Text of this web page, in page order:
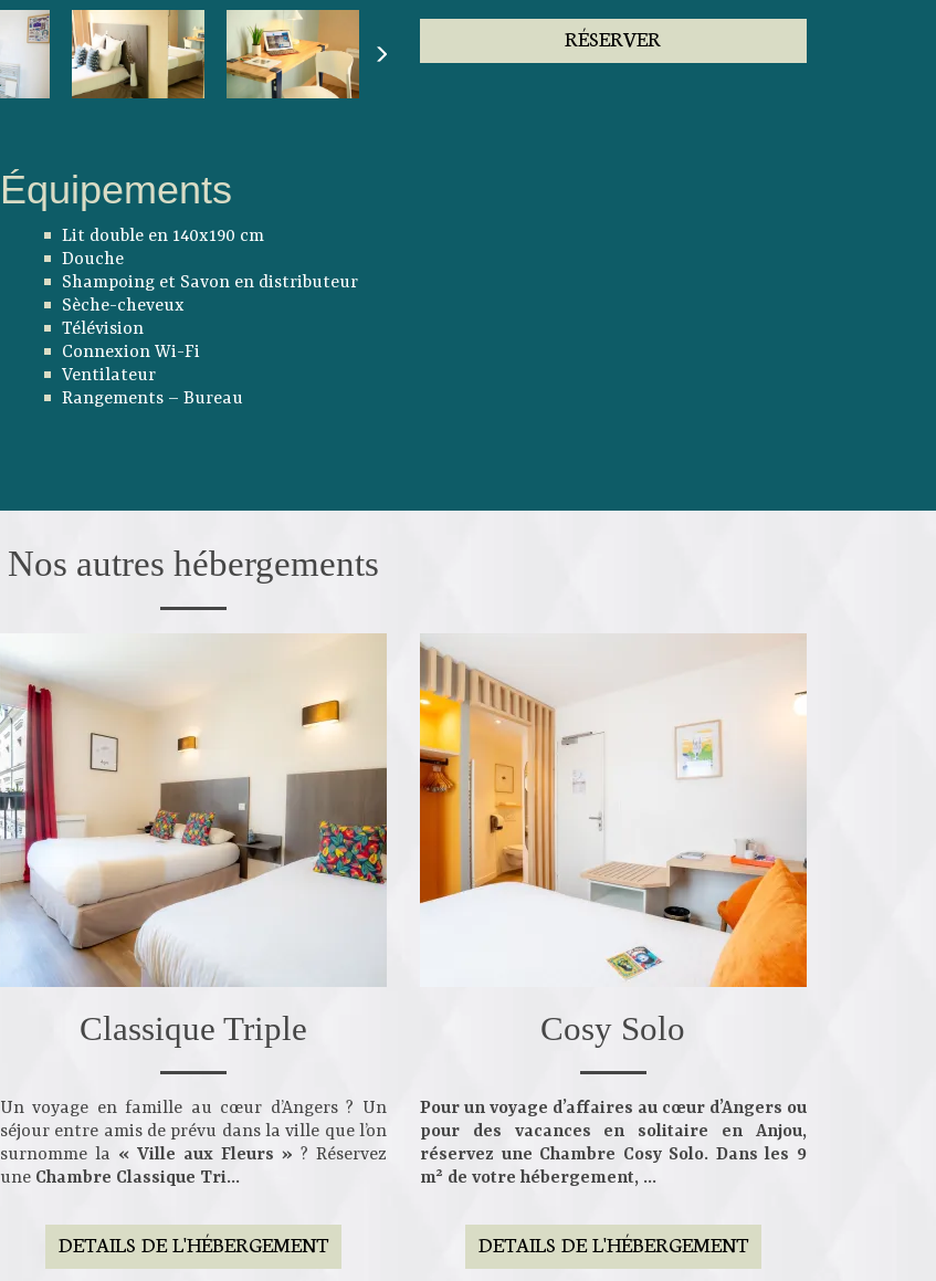
Équipements
Lit double en 140x190 cm
Douche
Shampoing et Savon en distributeur
Sèche-cheveux
Télévision
Connexion Wi-Fi
Ventilateur
Rangements – Bureau
RÉSERVER
Nos autres hébergements
Classique Triple
Un voyage en famille au cœur d’Angers ? Un
séjour entre amis de prévu dans la ville que l’on
surnomme la « Ville aux Fleurs » ? Réservez
une Chambre Classique Tri...
DETAILS DE L'HÉBERGEMENT
Cosy Solo
Pour un voyage d’affaires au cœur d’Angers ou
pour des vacances en solitaire en Anjou,
réservez une Chambre Cosy Solo. Dans les 9
m² de votre hébergement, ...
DETAILS DE L'HÉBERGEMENT